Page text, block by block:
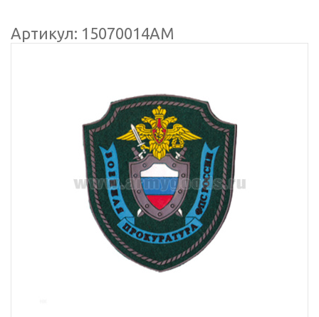
Артикул: 15070014АМ